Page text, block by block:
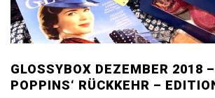
GLOSSYBOX DEZEMBER 2018
POPPINS‘ RÜCKKEHR –